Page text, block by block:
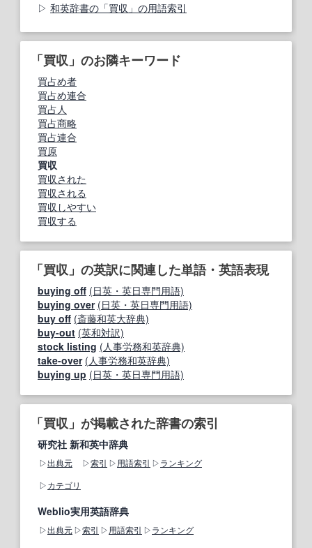
和英辞書の「買収」の用語索引
「買収」のお隣キーワード
買占め者
買占め連合
買占人
買占商略
買占連合
買原
買収
買収された
買収される
買収しやすい
買収する
「買収」の英訳に関連した単語・英語表現
buying off (日英・英日専門用語)
buying over (日英・英日専門用語)
buy off (斎藤和英大辞典)
buy-out (英和対訳)
stock listing (人事労務和英辞典)
take-over (人事労務和英辞典)
buying up (日英・英日専門用語)
「買収」が掲載された辞書の索引
研究社 新和英中辞典
出典元 索引 用語索引
ランキング
カテゴリ
Weblio実用英語辞典
出典元 索引 用語索引 ランキング